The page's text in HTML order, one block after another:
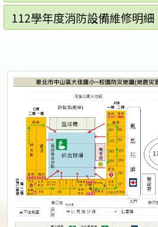
112學年度消防設備維修明細